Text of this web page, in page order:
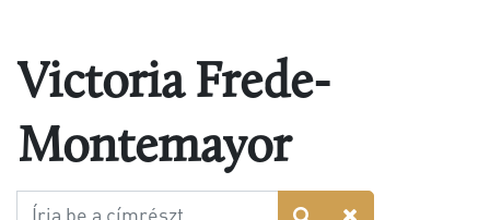
Victoria Frede-
Montemayor
Írja